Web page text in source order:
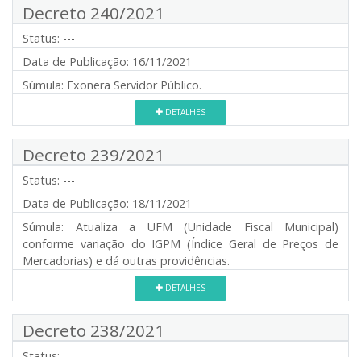
Decreto 240/2021
Status: ---
Data de Publicação: 16/11/2021
Súmula: Exonera Servidor Público.
DETALHES
Decreto 239/2021
Status: ---
Data de Publicação: 18/11/2021
Súmula: Atualiza a UFM (Unidade Fiscal Municipal)
conforme variação do IGPM (Índice Geral de Preços de
Mercadorias) e dá outras providências.
DETALHES
Decreto 238/2021